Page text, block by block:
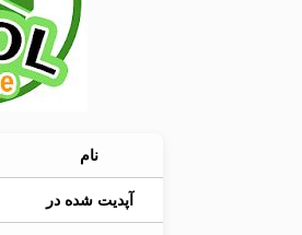
نام
آپدیت شده در